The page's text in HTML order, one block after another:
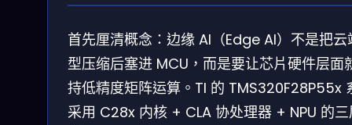
首先厘清概念：边缘 AI（Edge AI）不是把云
型压缩后塞进 MCU，而是要让芯片硬件层面
持低精度矩阵运算。TI 的 TMS320F28P55x
采用 C28x 内核 + CLA 协处理器 + NPU 的